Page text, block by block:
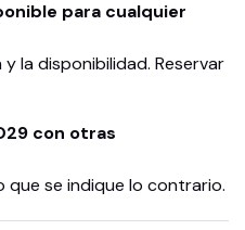
para cualquier
la disponibilidad. Reservar
con otras
que se indique lo contrario.